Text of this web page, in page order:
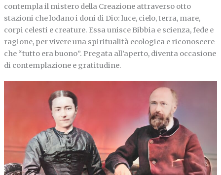
contempla il mistero della Creazione attraverso otto
stazioni che lodano i doni di Dio: luce, cielo, terra, mare,
corpi celesti e creature. Essa unisce Bibbia e scienza, fede e
ragione, per vivere una spiritualità ecologica e riconoscere
che “tutto era buono”. Pregata all’aperto, diventa occasione
di contemplazione e gratitudine.